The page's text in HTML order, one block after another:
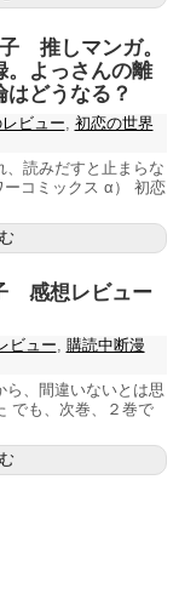
推しマンガ。
。よっさんの離
どうなる？
ビュー 初恋の世界
、読みだすと止まらな
コミックス α） 初恋
感想レビュー
ビュー
購読中断漫
ら、間違いないとは思
でも、次巻、２巻で